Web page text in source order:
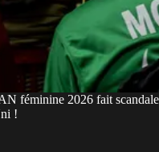
féminine 2026 fait
!